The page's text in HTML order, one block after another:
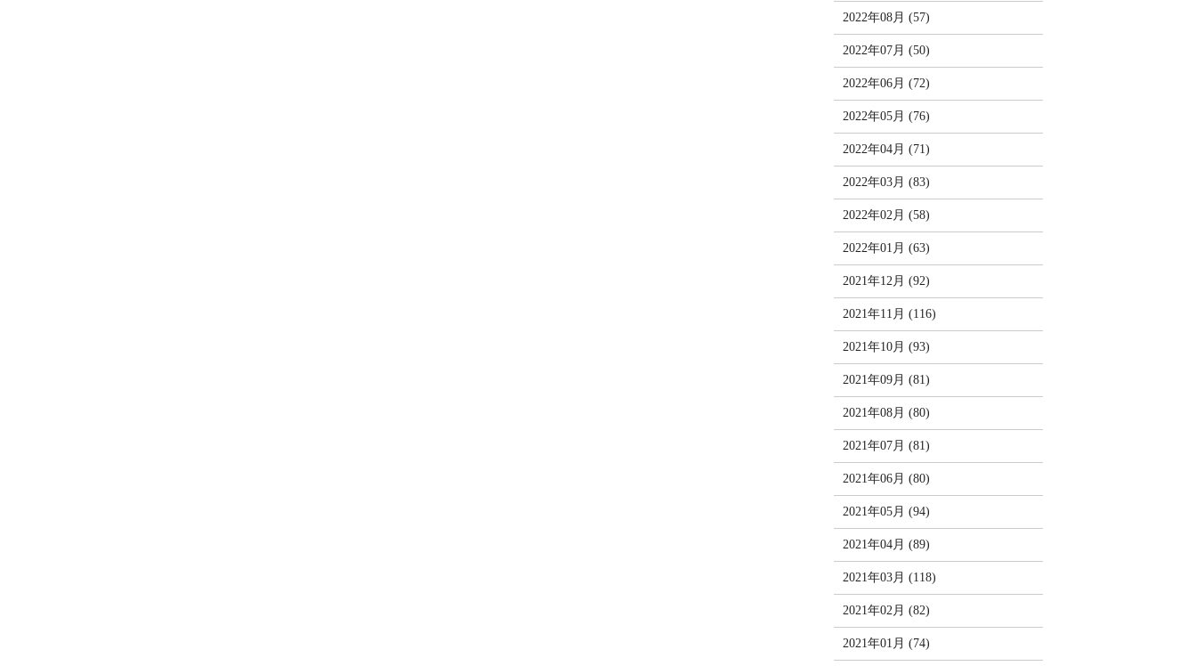
2022年08月 (57)
2022年07月 (50)
2022年06月 (72)
2022年05月 (76)
2022年04月 (71)
2022年03月 (83)
2022年02月 (58)
2022年01月 (63)
2021年12月 (92)
2021年11月 (116)
2021年10月 (93)
2021年09月 (81)
2021年08月 (80)
2021年07月 (81)
2021年06月 (80)
2021年05月 (94)
2021年04月 (89)
2021年03月 (118)
2021年02月 (82)
2021年01月 (74)